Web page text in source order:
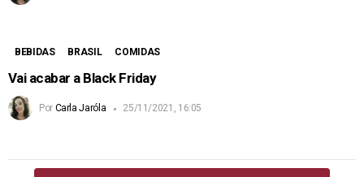
BEBIDAS BRASIL COMIDAS
Vai acabar a Black Friday
Por Carla Jaróla 25/11/2021, 16:05